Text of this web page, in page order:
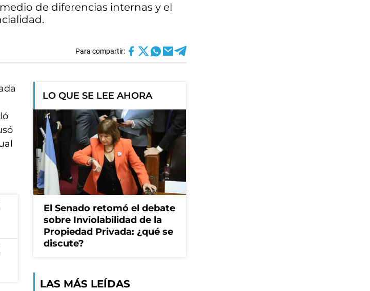
de diferencias internas y el
Para compartir:
LO QUE SE LEE AHORA
El Senado retomó el debate
sobre Inviolabilidad de la
Propiedad Privada: ¿qué se
discute?
LAS MÁS LEÍDAS